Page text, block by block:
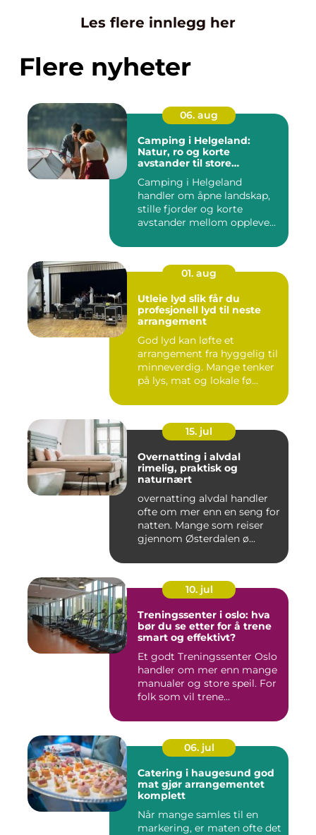
Les flere innlegg her
Flere nyheter
06. aug
Camping i Helgeland:
Natur, ro og korte
avstander til store
Camping i Helgeland
handler om åpne landskap,
stille fjorder og korte
avstander mellom oppleve...
01. aug
Utleie lyd slik får du
profesjonell lyd til neste
arrangement
God lyd kan løfte et
arrangement fra hyggelig til
minneverdig. Mange tenker
på lys, mat og lokale fø...
15. jul
Overnatting i alvdal
rimelig, praktisk og
naturnært
overnatting alvdal handler
ofte om mer enn en seng for
natten. Mange som reiser
gjennom Østerdalen ø...
10. jul
Treningssenter i oslo: hva
bør du se etter for å trene
smart og effektivt?
Et godt Treningssenter Oslo
handler om mer enn mange
manualer og store speil. For
folk som vil trene...
06. jul
Catering i haugesund god
mat gjør arrangementet
komplett
Når mange samles til en
markering, er maten ofte det